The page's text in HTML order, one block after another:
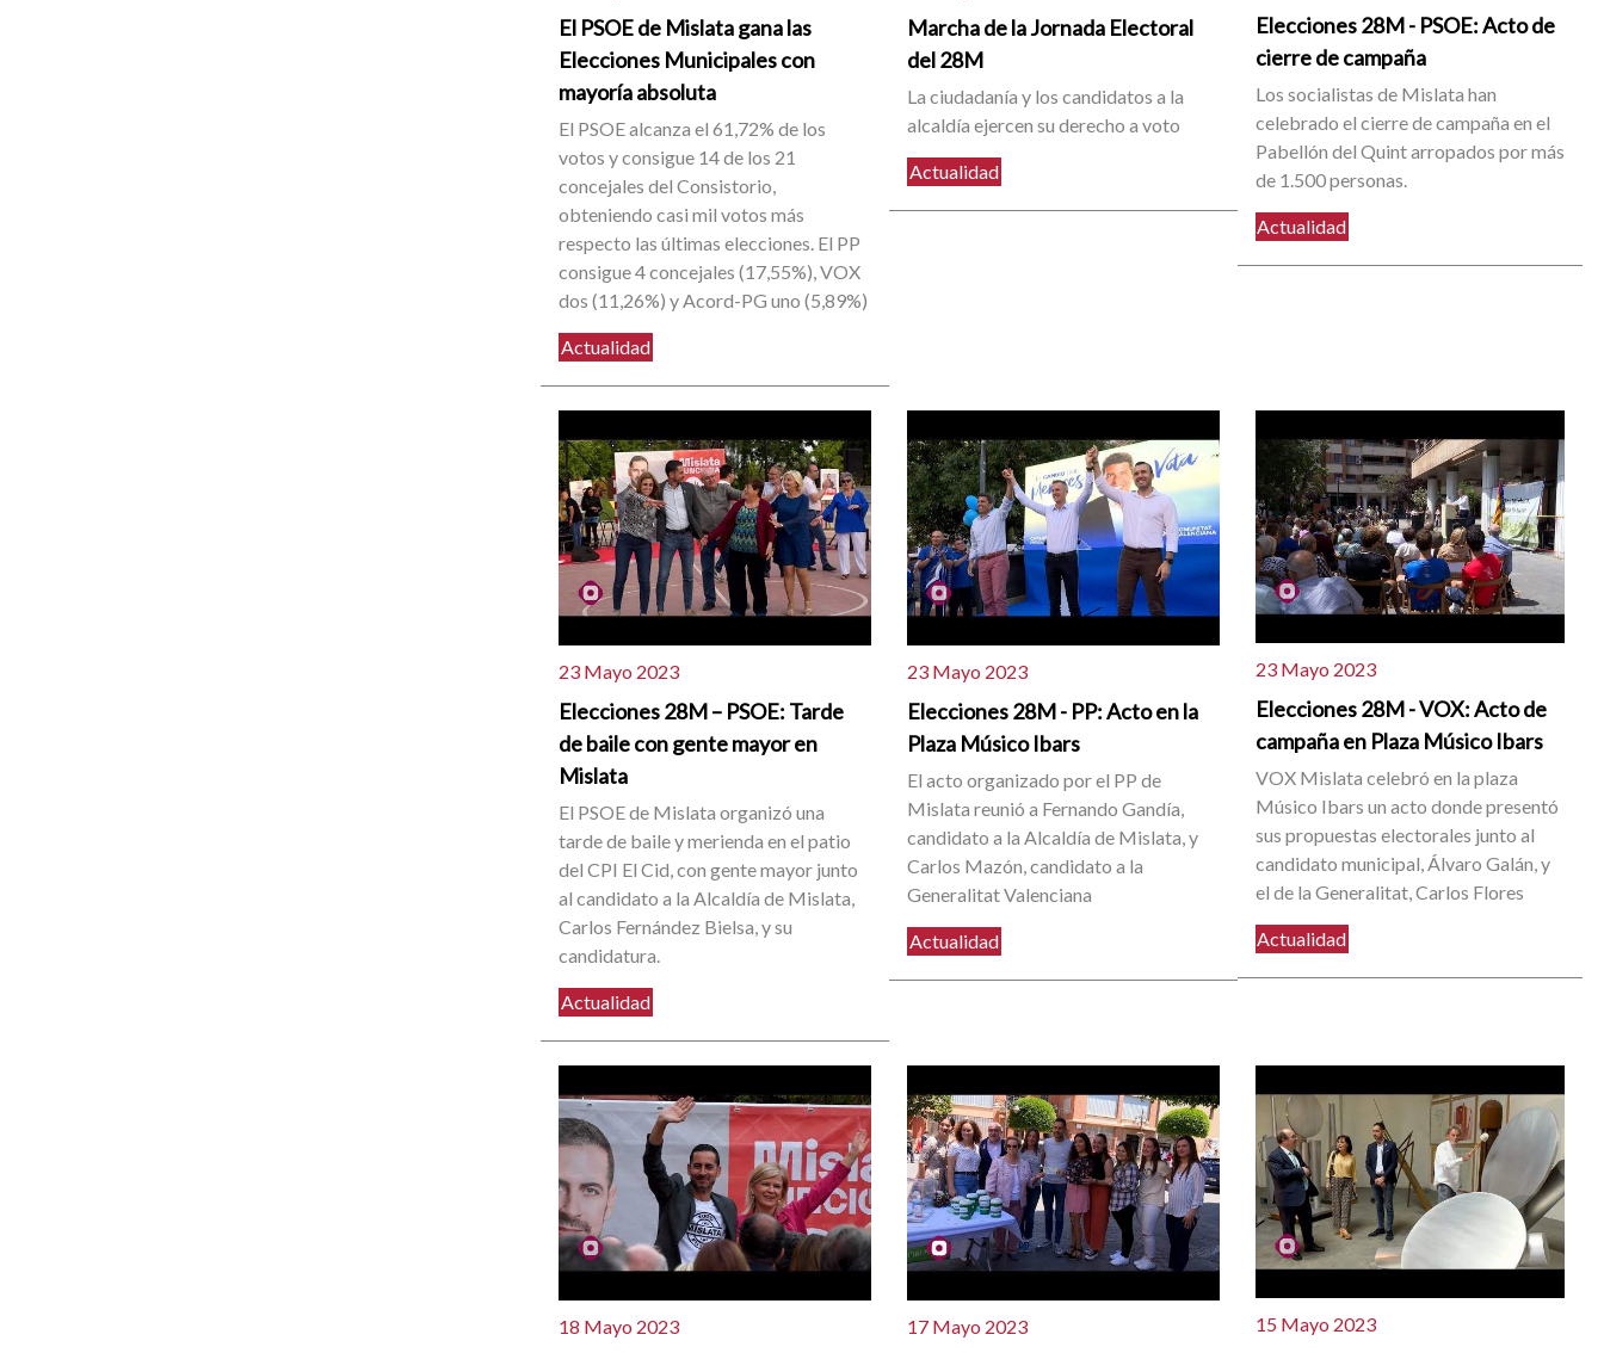
El PSOE de Mislata gana las
Elecciones Municipales con
mayoría absoluta
El PSOE alcanza el 61,72% de los
votos y consigue 14 de los 21
concejales del Consistorio,
obteniendo casi mil votos más
respecto las últimas elecciones. El PP
consigue 4 concejales (17,55%), VOX
dos (11,26%) y Acord-PG uno (5,89%)
Actualidad
Marcha de la Jornada Electoral
del 28M
La ciudadanía y los candidatos a la
alcaldía ejercen su derecho a voto
Actualidad
Elecciones 28M - PSOE: Acto de
cierre de campaña
Los socialistas de Mislata han
celebrado el cierre de campaña en el
Pabellón del Quint arropados por más
de 1.500 personas.
Actualidad
23 Mayo 2023
Elecciones 28M – PSOE: Tarde
de baile con gente mayor en
Mislata
El PSOE de Mislata organizó una
tarde de baile y merienda en el patio
del CPI El Cid, con gente mayor junto
al candidato a la Alcaldía de Mislata,
Carlos Fernández Bielsa, y su
candidatura.
Actualidad
23 Mayo 2023
Elecciones 28M - PP: Acto en la
Plaza Músico Ibars
El acto organizado por el PP de
Mislata reunió a Fernando Gandía,
candidato a la Alcaldía de Mislata, y
Carlos Mazón, candidato a la
Generalitat Valenciana
Actualidad
23 Mayo 2023
Elecciones 28M - VOX: Acto de
campaña en Plaza Músico Ibars
VOX Mislata celebró en la plaza
Músico Ibars un acto donde presentó
sus propuestas electorales junto al
candidato municipal, Álvaro Galán, y
el de la Generalitat, Carlos Flores
Actualidad
18 Mayo 2023 17 Mayo 2023 15 Mayo 2023